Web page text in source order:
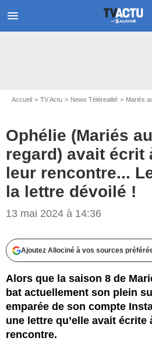
menu
Accueil TV Actu News Télérealité Mariés
Ophélie (Mariés
regard) avait écrit
leur rencontre...
la lettre dévoilé !
13 mai 2024 à 14:36
Ajoutez Allociné à vos sources
Alors que la saison 8 de
bat actuellement son plein
emparée de son compte
une lettre qu’elle avait écrite
rencontre.